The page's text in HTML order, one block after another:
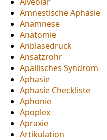
Amnestische Aphasie
Anamnese
Anatomie
Anblasedruck
Ansatzrohr
Apallisches Syndrom
Aphasie
Aphasie Checkliste
Aphonie
Apoplex
Apraxie
Artikulation